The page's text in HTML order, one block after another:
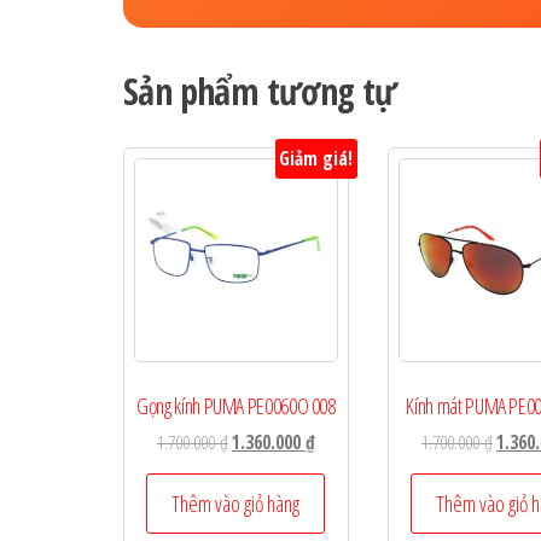
Sản phẩm tương tự
Giảm giá!
Gọng kính PUMA PE0060O 008
1.700.000₫Giá
gốc
là:
1.700.000 ₫.
1.360.000₫Giá
hiện
là:
Thêm vào giỏ hàng
Kính mát PUMA
1.700.000₫Giá
gốc
là:
Thêm vào giỏ